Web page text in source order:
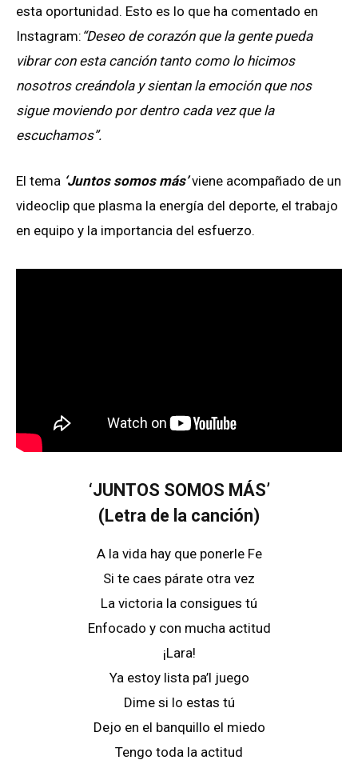
esta oportunidad. Esto es lo que ha comentado en
Instagram: “Deseo de corazón que la gente pueda
vibrar con esta canción tanto como lo hicimos
nosotros creándola y sientan la emoción que nos
sigue moviendo por dentro cada vez que la
escuchamos”.
El tema ‘Juntos somos más’ viene acompañado de un
videoclip que plasma la energía del deporte, el trabajo
en equipo y la importancia del esfuerzo.
‘JUNTOS SOMOS MÁS’
(Letra de la canción)
A la vida hay que ponerle Fe
Si te caes párate otra vez
La victoria la consigues tú
Enfocado y con mucha actitud
¡Lara!
Ya estoy lista pa’l juego
Dime si lo estas tú
Dejo en el banquillo el miedo
Tengo toda la actitud